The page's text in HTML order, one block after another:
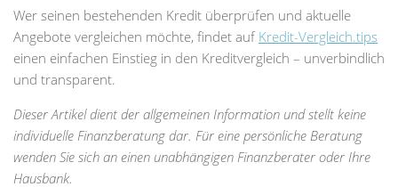
Wer seinen bestehenden Kredit überprüfen und aktuelle
Angebote vergleichen möchte, findet auf Kredit-Vergleich.tips
einen einfachen Einstieg in den Kreditvergleich – unverbindlich
und transparent.
Dieser Artikel dient der allgemeinen Information und stellt keine
individuelle Finanzberatung dar. Für eine persönliche Beratung
wenden Sie sich an einen unabhängigen Finanzberater oder Ihre
Hausbank.